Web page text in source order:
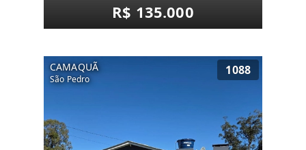
R$ 135.000
CAMAQUÃ
São Pedro
1088